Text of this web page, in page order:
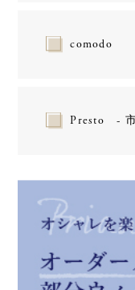
comodo
Presto -